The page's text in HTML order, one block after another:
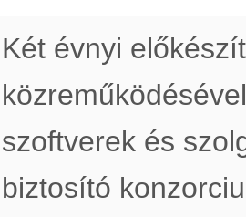
Két évnyi
szoftverek és
biztosító